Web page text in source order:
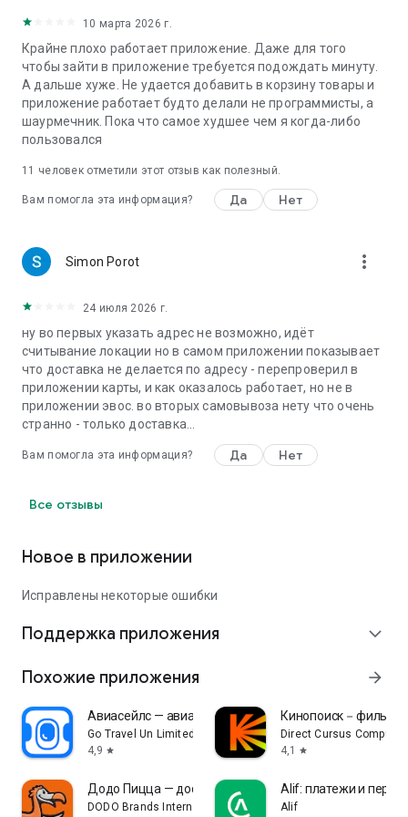
10 марта 2026 г.
Крайне плохо работает приложение. Даже для того
чтобы зайти в приложение требуется подождать минуту.
А дальше хуже. Не удается добавить в корзину товары и
приложение работает будто делали не программисты, а
шаурмечник. Пока что самое худшее чем я когда-либо
пользовался
11 человек отметили этот отзыв как полезный.
Вам помогла эта информация? Да Нет
Simon Porot more_vert
24 июля 2026 г.
ну во первых указать адрес не возможно, идёт
считывание локации но в самом приложении показывает
что доставка не делается по адресу - перепроверил в
приложении карты, и как оказалось работает, но не в
приложении эвос. во вторых самовывоза нету что очень
странно - только доставка...
Вам помогла эта информация? Да Нет
Все отзывы
Новое в приложении
Исправлены некоторые ошибки
Поддержка приложения expand_more
Похожие приложения arrow_forward
Авиасейлс — авиабилеты дешево
Go Travel Un Limited
4,9 star
Кинопоиск－фильмы
Direct Cursus
4,1
star
Додо Пицца — доставка еды
DODO Brands International DMCC
Alif: платежи и
Alif